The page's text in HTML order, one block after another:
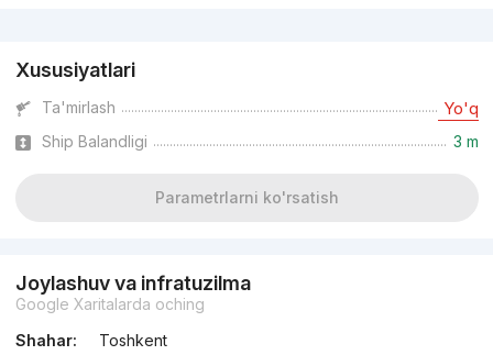
Xususiyatlari
Ta'mirlash Yo'q
Ship Balandligi 3 m
Parametrlarni ko'rsatish
Joylashuv va infratuzilma
Google Xaritalarda oching
Shahar:
Toshkent